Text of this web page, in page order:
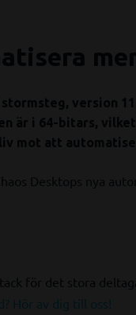
version
är i 64-bitars,
mot att
Desktops nya
för det stora
Hör av dig till oss!